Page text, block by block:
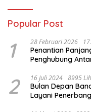
Popular Post
1 28 Februari 2026
Penantian
Penghubung
2 16 Juli 2024 8995
Bulan Depan
Layani